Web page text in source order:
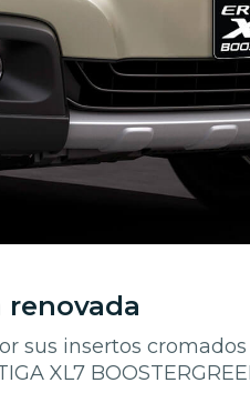
renovada
sus insertos
XL7